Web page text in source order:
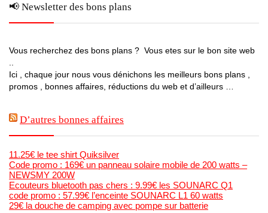
📢 Newsletter des bons plans
Vous recherchez des bons plans ? Vous etes sur le bon site web
Ici , chaque jour nous vous dénichons les meilleurs bons plans ,
promos , bonnes affaires, réductions du web et d’ailleurs …
D’autres bonnes affaires
11.25€ le tee shirt Quiksilver
Code promo : 169€ un panneau solaire mobile de 200 watts –
NEWSMY 200W
Ecouteurs bluetooth pas chers : 9.99€ les SOUNARC Q1
code promo : 57.99€ l’enceinte SOUNARC L1 60 watts
29€ la douche de camping avec pompe sur batterie